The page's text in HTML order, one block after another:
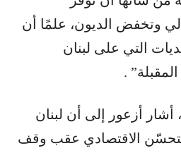
وتخفض الديون، علمًا أن
التي على لبنان
.
أشار أزعور إلى أن لبنان
الاقتصادي عقب وقف